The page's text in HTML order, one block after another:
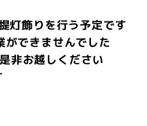
灯飾りを行う予定です
できませんでした
非お越しください